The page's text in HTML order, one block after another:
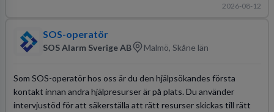
2026-08-12
SOS-operatör
SOS Alarm Sverige AB Malmö, Skåne län
Som SOS-operatör hos oss är du den hjälpsökandes första
kontakt innan andra hjälpresurser är på plats. Du använder
intervjustöd för att säkerställa att rätt resurser skickas till rätt